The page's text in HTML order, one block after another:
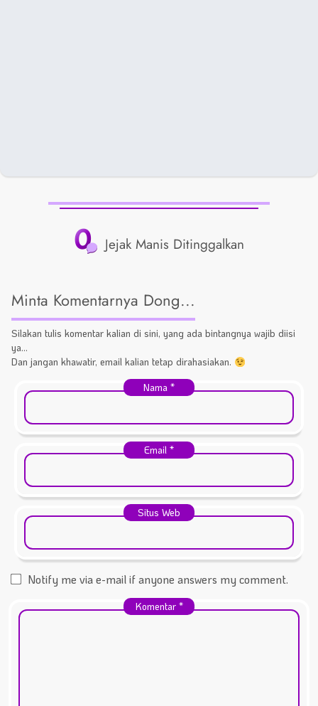
0 Jejak Manis Ditinggalkan
Minta Komentarnya Dong...
Silakan tulis komentar kalian di sini, yang ada bintangnya wajib diisi
ya...
Dan jangan khawatir, email kalian tetap dirahasiakan.
Nama *
Email *
Situs Web
Notify me via e-mail if anyone answers my comment.
Komentar *